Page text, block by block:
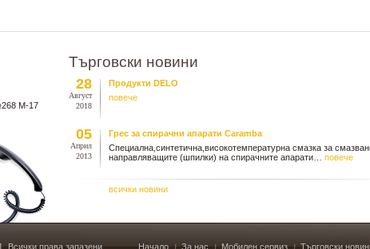
М-17
Tърговски новини
28
Август
2018
Продукти DELO
повече
05
Април
2013
Грес за спирачни апарати Caramba
Специална,синтетична,високотемпературна смазка за
направляващите (шпилки) на спирачните апарати… повече
всички новини
Всички права запазени. Начало За нас Мобилен сервиз Търговски